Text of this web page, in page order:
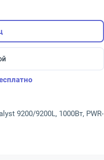
9200/9200L, 1000Вт, PWR-